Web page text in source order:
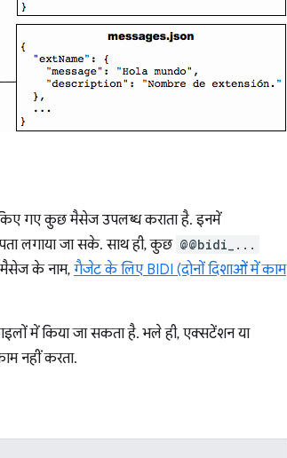
गए कुछ मैसेज उपलब्ध कराता है. इनमें
लगाया जा सके. साथ ही, कुछ @@bidi_...
मैसेज के नाम, गैजेट के लिए BIDI (दोनों दिशाओं में काम
में किया जा सकता है. भले ही, एक्सटेंशन या
नहीं करता.